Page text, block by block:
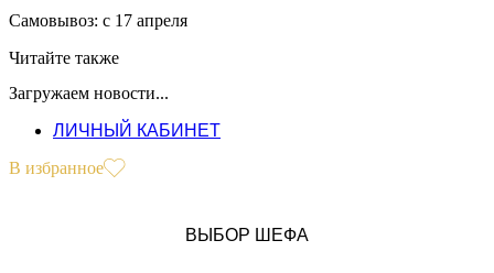
Самовывоз: с 17 апреля
Читайте также
Загружаем новости...
ЛИЧНЫЙ КАБИНЕТ
В избранное
ВЫБОР ШЕФА